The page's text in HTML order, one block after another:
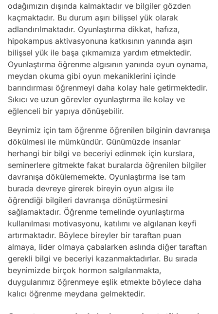
odağımızın dışında kalmaktadır ve bilgiler gözden
kaçmaktadır. Bu durum aşırı bilişsel yük olarak
adlandırılmaktadır. Oyunlaştırma dikkat, hafıza,
hipokampus aktivasyonuna katkısının yanında aşırı
bilişsel yük ile başa çıkmamıza yardım etmektedir.
Oyunlaştırma öğrenme algısının yanında oyun oynama,
meydan okuma gibi oyun mekaniklerini içinde
barındırması öğrenmeyi daha kolay hale getirmektedir.
Sıkıcı ve uzun görevler oyunlaştırma ile kolay ve
eğlenceli bir yapıya dönüşebilir.
Beynimiz için tam öğrenme öğrenilen bilginin davranışa
dökülmesi ile mümkündür. Günümüzde insanlar
herhangi bir bilgi ve beceriyi edinmek için kurslara,
seminerlere gitmekte fakat buralarda öğrenilen bilgiler
davranışa dökülememekte. Oyunlaştırma ise tam
burada devreye girerek bireyin oyun algısı ile
öğrendiği bilgileri davranışa dönüştürmesini
sağlamaktadır. Öğrenme temelinde oyunlaştırma
kullanılması motivasyonu, katılımı ve algılanan keyfi
artırmaktadır. Böylece bireyler bir taraftan puan
almaya, lider olmaya çabalarken aslında diğer taraftan
gerekli bilgi ve beceriyi kazanmaktadırlar. Bu sırada
beynimizde birçok hormon salgılanmakta,
duygularımız öğrenmeye eşlik etmekte böylece daha
kalıcı öğrenme meydana gelmektedir.